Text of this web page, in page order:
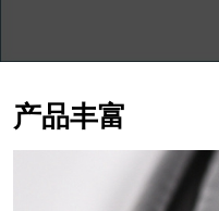
产品丰富